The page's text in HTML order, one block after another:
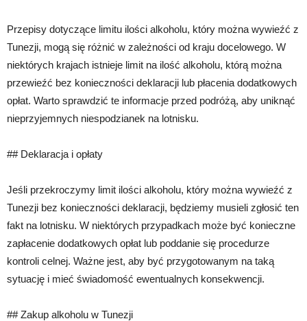
Przepisy dotyczące limitu ilości alkoholu, który można wywieźć z
Tunezji, mogą się różnić w zależności od kraju docelowego. W
niektórych krajach istnieje limit na ilość alkoholu, którą można
przewieźć bez konieczności deklaracji lub płacenia dodatkowych
opłat. Warto sprawdzić te informacje przed podróżą, aby uniknąć
nieprzyjemnych niespodzianek na lotnisku.
## Deklaracja i opłaty
Jeśli przekroczymy limit ilości alkoholu, który można wywieźć z
Tunezji bez konieczności deklaracji, będziemy musieli zgłosić ten
fakt na lotnisku. W niektórych przypadkach może być konieczne
zapłacenie dodatkowych opłat lub poddanie się procedurze
kontroli celnej. Ważne jest, aby być przygotowanym na taką
sytuację i mieć świadomość ewentualnych konsekwencji.
## Zakup alkoholu w Tunezji